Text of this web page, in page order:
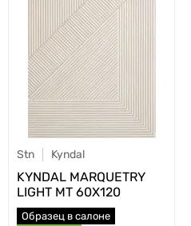
Stn Kyndal
KYNDAL MARQUETRY
LIGHT MT 60X120
Образец в салоне